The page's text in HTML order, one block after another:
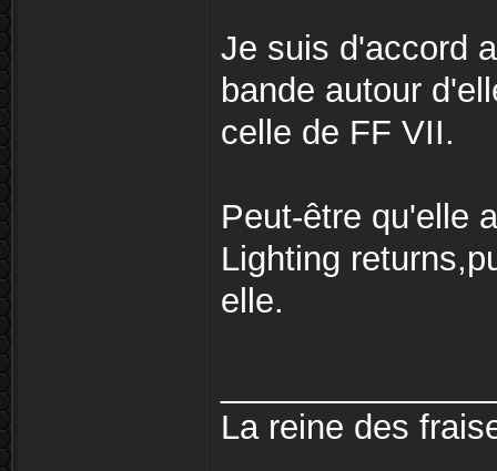
Je suis d'accord
bande autour
celle de FF VII.
Peut-être qu'elle
Lighting
elle.
La reine des